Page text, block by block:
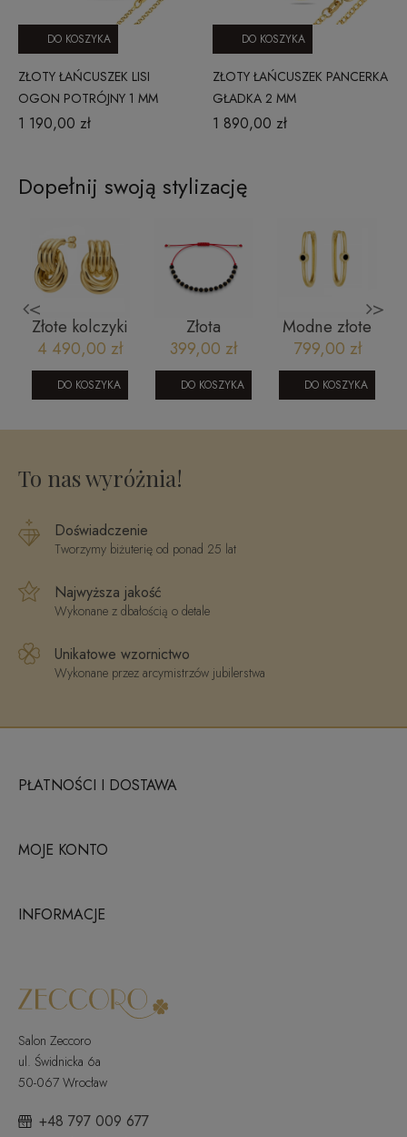
ZŁOTY ŁAŃCUSZEK LISI
OGON POTRÓJNY 1 MM
1 190,00 zł
DO KOSZYKA
ZŁOTY ŁAŃCUSZEK PANCERKA
GŁADKA 2 MM
1 890,00 zł
DO KOSZYKA
Dopełnij swoją stylizację
<
Złote kolczyki
585
splecione
rury gładkie
Chain
4 490,00 zł
DO KOSZYKA
Złota
bransoletka
sznurek kulki
diamentowane
585
2503202410
399,00 zł
DO KOSZYKA
Modne złote
kolczyki
angielskie
0809202331
799,00 zł
DO KOSZYKA
>
To nas wyróżnia!
Doświadczenie
Tworzymy biżuterię od ponad 25 lat
Najwyższa jakość
Wykonane z dbałością o detale
Unikatowe wzornictwo
Wykonane przez arcymistrzów jubilerstwa
PŁATNOŚCI I DOSTAWA
MOJE KONTO
INFORMACJE
Salon Zeccoro
ul. Świdnicka 6a
50-067 Wrocław
+48 797 009 677